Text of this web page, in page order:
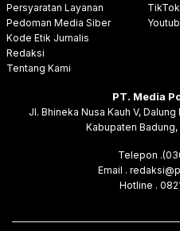
Persyaratan Layanan
Pedoman Media Siber
Kode Etik Jurnalis
Redaksi
Tentang Kami
TikTok
PT. Media
Jl. Bhineka Nusa Kauh V,
Kabupaten
Telepon
Email .
Hotline .